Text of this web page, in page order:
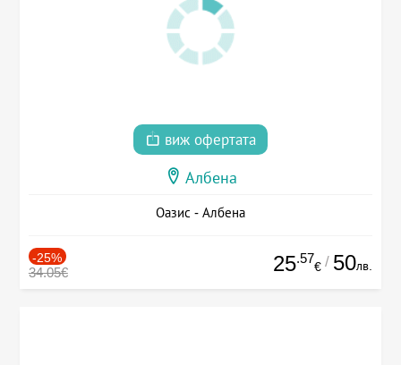
виж офертата
Албена
Оазис - Албена
-25%
34.05€ 25.57
€ / 50лв.